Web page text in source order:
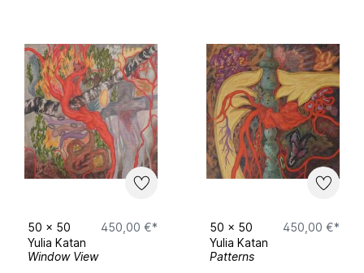
50 x 50
450,00 €*
Yulia Katan
Window View
50 x 50
450,00 €*
Yulia Katan
Patterns